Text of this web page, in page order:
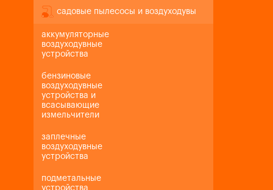
садовые пылесосы и воздуходувы
аккумуляторные
воздуходувные
устройства
бензиновые
воздуходувные
устройства и
всасывающие
измельчители
заплечные
воздуходувные
устройства
подметальные
устройства